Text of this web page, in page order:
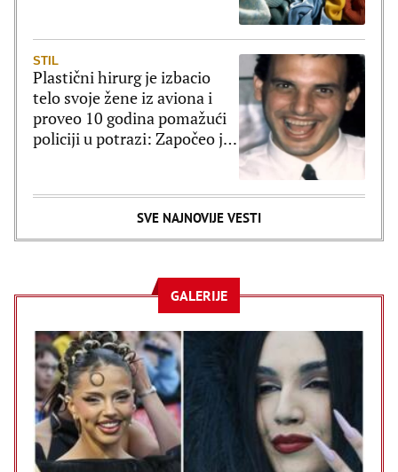
STIL
Plastični hirurg je izbacio
telo svoje žene iz aviona i
proveo 10 godina pomažući
policiji u potrazi: Započeo je
SVE NAJNOVIJE VESTI
GALERIJE